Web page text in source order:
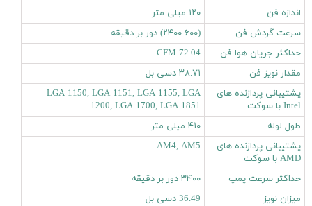
اندازه فن
۱۲۰ میلی متر
سرعت گردش فن
(۲۴۰۰-۶۰۰) دور بر دقیقه
حداکثر جریان هوا فن
72.04 CFM
مقدار نویز فن
۳۸.۷۱ دسی بل
پشتیبانی پردازنده های
Intel با سوکت
LGA 1150, LGA 1151, LGA 1155, LGA
1200, LGA 1700, LGA 1851
طول لوله
۴۱۰ میلی متر
پشتیبانی پردازنده های
AMD با سوکت
AM4, AM5
حداکثر سرعت پمپ
۳۴۰۰ دور بر دقیقه
میزان نویز
36.49 دسی بل